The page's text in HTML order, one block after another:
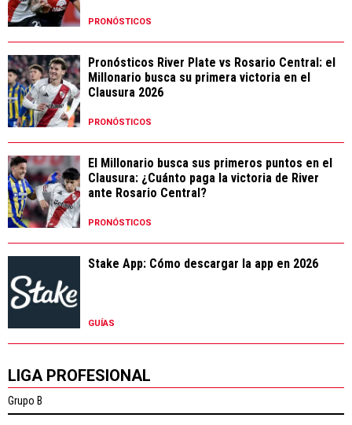
PRONÓSTICOS
Pronósticos River Plate vs Rosario Central: el
Millonario busca su primera victoria en el
Clausura 2026
PRONÓSTICOS
El Millonario busca sus primeros puntos en el
Clausura: ¿Cuánto paga la victoria de River
ante Rosario Central?
PRONÓSTICOS
Stake App: Cómo descargar la app en 2026
GUÍAS
LIGA PROFESIONAL